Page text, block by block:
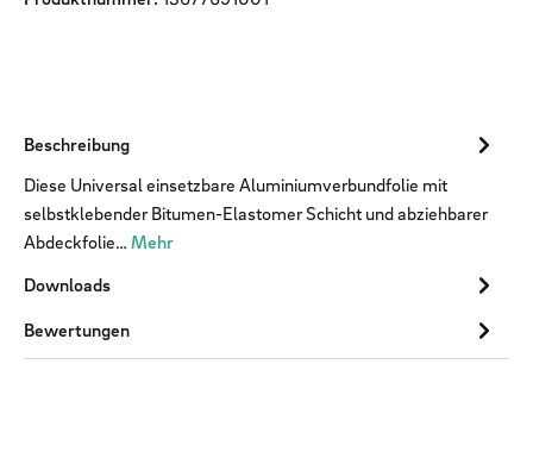
Beschreibung
Diese Universal einsetzbare Aluminiumverbundfolie mit
selbstklebender Bitumen-Elastomer Schicht und abziehbarer
Abdeckfolie… Mehr
Downloads
Bewertungen